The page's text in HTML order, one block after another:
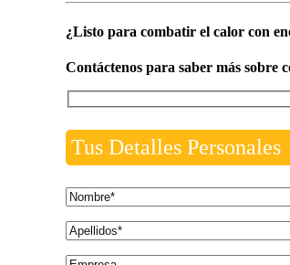
¿Listo para combatir el calor con
Contáctenos para saber más sobre
Tus Detalles Personales